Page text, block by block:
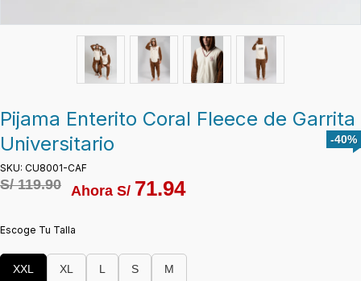
Pijama Enterito Coral Fleece de Garrita
Universitario
SKU: CU8001-CAF
S/119.90 Ahora S/ 71.94
-40%
Escoge Tu Talla
XXL XL L S M